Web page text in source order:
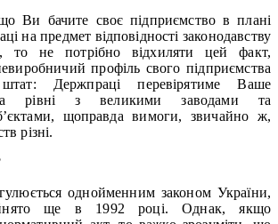
Ви бачите своє підприємство в плані
на предмет відповідності законодавству
то не потрібно відхиляти цей факт,
профіль свого підприємства
Держпраці перевірятиме Ваше
рівні з великими заводами та
щоправда вимоги, звичайно ж,
різні.
однойменним законом України,
ще в 1992 році. Однак, якщо